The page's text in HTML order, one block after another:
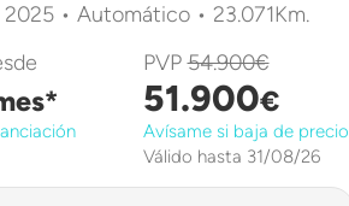
2025 • Automático • 23.071Km.
PVP54.900€
51.900€
Avísame si baja de precio
Válido hasta 31/08/26